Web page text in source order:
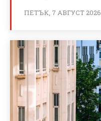
ПЕТЪК, 7 АВГУСТ 2026